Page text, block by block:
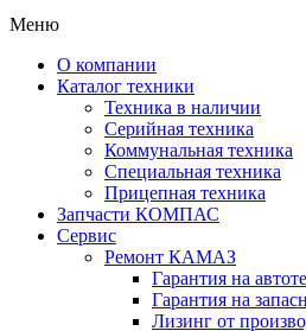
Меню
О компании
Каталог техники
Техника в наличии
Серийная техника
Коммунальная техника
Специальная техника
Прицепная техника
Запчасти КОМПАС
Сервис
Ремонт КАМАЗ
Гарантия на
Гарантия на
Лизинг от